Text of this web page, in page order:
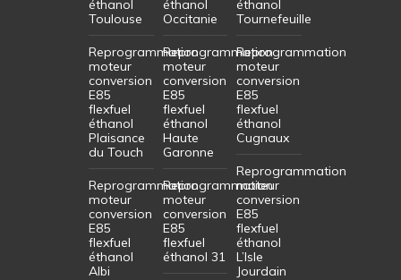
éthanol
Toulouse
Reprogrammation
moteur
conversion
E85
flexfuel
éthanol
Plaisance
du Touch
Reprogrammation
moteur
conversion
E85
flexfuel
éthanol
Albi
éthanol
Occitanie
Reprogrammation
moteur
conversion
E85
flexfuel
éthanol
Haute
Garonne
Reprogrammation
moteur
conversion
E85
flexfuel
éthanol 31
éthanol
Tournefeuille
Reprogrammation
moteur
conversion
E85
flexfuel
éthanol
Cugnaux
Reprogrammation
moteur
conversion
E85
flexfuel
éthanol
L’Isle
Jourdain